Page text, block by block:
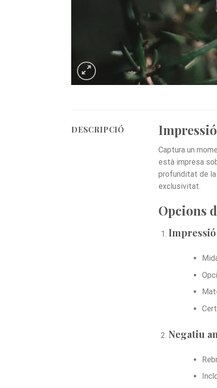
DESCRIPCIÓ
Captura un
està impresa
profunditat de la
exclusivitat.
Opcions
Negatiu